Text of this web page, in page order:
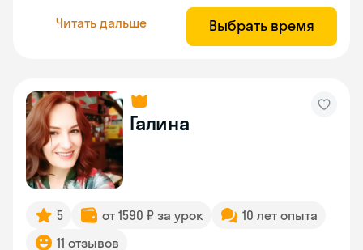
Читать дальше Выбрать время
Галина
5 от 1590 ₽ за урок
10 лет опыта
11 отзывов